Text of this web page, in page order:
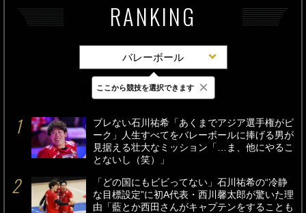
RANKING
バレーボール
最新 24時間 週間
ブレない石川祐希「あくまでアジア選手権がピ
ーク」人生すべてをバレーボールに捧げる男が
見据える壮大なミッション「…ま、他にやるこ
とないし（笑）」
「どの国にもビビってない」石川祐希の“冷静
な目標設定”に初A代表・西川馨太郎が驚いた理
由「藍とか西田さんがキャプテンをすることも
ここから競技を選択できます ×